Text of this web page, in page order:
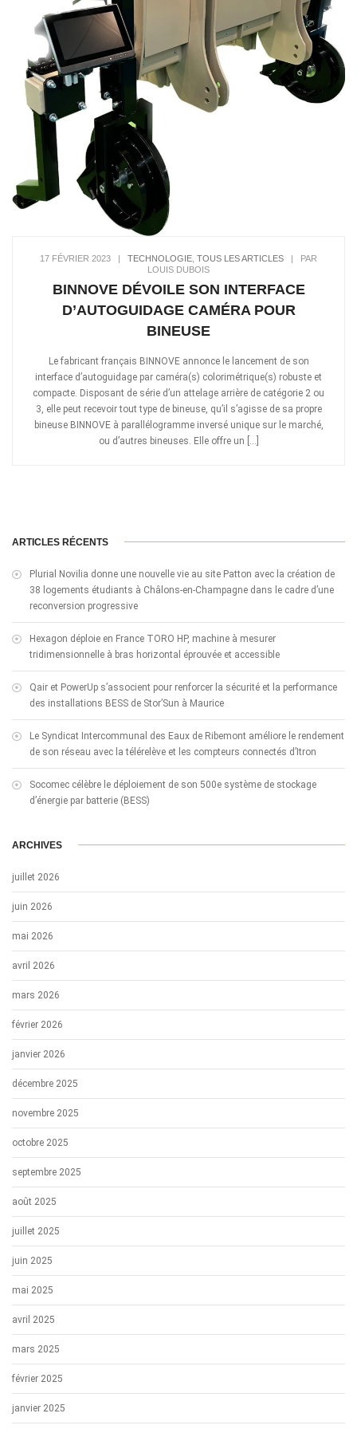
17 FÉVRIER 2023 | TECHNOLOGIE TOUS LES ARTICLES | PAR
LOUIS DUBOIS
BINNOVE DÉVOILE SON INTERFACE
D’AUTOGUIDAGE CAMÉRA POUR
BINEUSE
Le fabricant français BINNOVE annonce le lancement de son
interface d’autoguidage par caméra(s) colorimétrique(s) robuste et
compacte. Disposant de série d’un attelage arrière de catégorie 2 ou
3, elle peut recevoir tout type de bineuse, qu’il s’agisse de sa propre
bineuse BINNOVE à parallélogramme inversé unique sur le marché,
ou d’autres bineuses. Elle offre un […]
ARTICLES RÉCENTS
Plurial Novilia donne une nouvelle vie au site Patton avec la création de
38 logements étudiants à Châlons-en-Champagne dans le cadre d’une
reconversion progressive
Hexagon déploie en France TORO HP, machine à mesurer
tridimensionnelle à bras horizontal éprouvée et accessible
Qair et PowerUp s’associent pour renforcer la sécurité et la performance
des installations BESS de Stor’Sun à Maurice
Le Syndicat Intercommunal des Eaux de Ribemont améliore le rendement
de son réseau avec la télérelève et les compteurs connectés d’Itron
Socomec célèbre le déploiement de son 500e système de stockage
d’énergie par batterie (BESS)
ARCHIVES
juillet 2026
juin 2026
mai 2026
avril 2026
mars 2026
février 2026
janvier 2026
décembre 2025
novembre 2025
octobre 2025
septembre 2025
août 2025
juillet 2025
juin 2025
mai 2025
avril 2025
mars 2025
février 2025
janvier 2025